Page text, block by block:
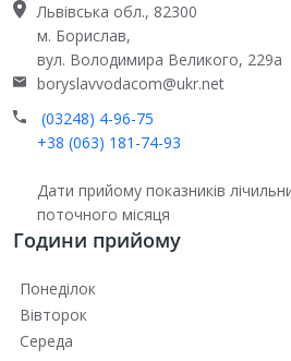
Львівська обл., 82300
м. Борислав,
вул. Володимира Великого, 229а
boryslavvodacom@ukr.net
(03248) 4-96-75
+38 (063) 181-74-93
Дати прийому показників
поточного місяця
Години прийому
Понеділок
Вівторок
Середа